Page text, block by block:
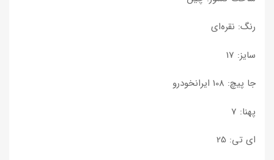
رنگ: نقره‌ای
سایز: 17
جا پیچ: 108 ایرانخودرو
پهنا: 7
ای تی: 25